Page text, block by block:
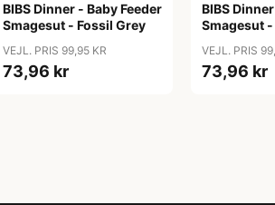
BIBS Dinner - Baby Feeder
Smagesut - Fossil Grey
VEJL. PRIS 99,95 KR
73,96 kr
BIBS
Smagesut
VEJL. PRIS
73,96 kr